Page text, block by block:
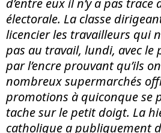
d’entre eux il n’y a pas
électorale. La classe
licencier les travailleurs qui
pas au travail, lundi, avec
par l’encre prouvant qu’ils
nombreux supermarchés
promotions à quiconque se
tache sur le petit doigt. La
catholique a publiquement